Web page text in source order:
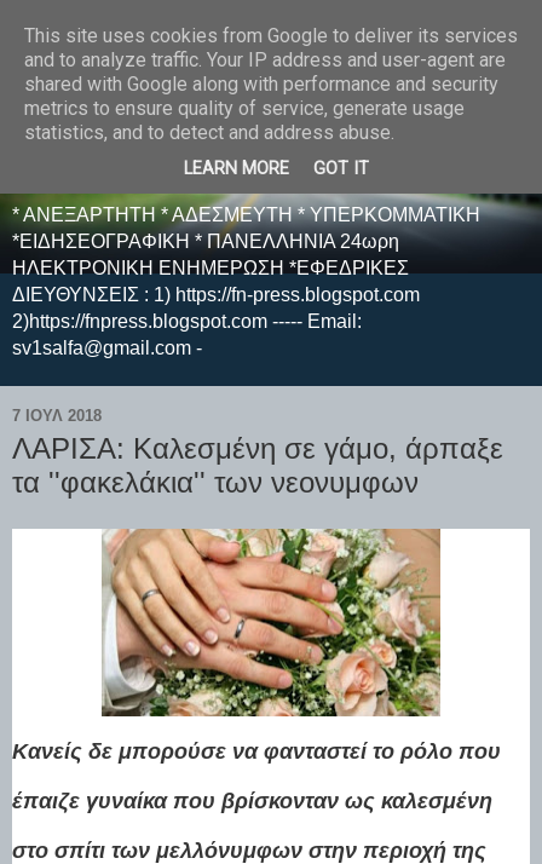
E F E N P R E S S -
ΗΛΕΚΤΡΟΝΙΚΗ
ΕΦΗΜΕΡΙΔΑ
* ΑΝΕΞΑΡΤΗΤΗ * ΑΔΕΣΜΕΥΤΗ * ΥΠΕΡΚΟΜΜΑΤΙΚΗ
*ΕΙΔΗΣΕΟΓΡΑΦΙΚΗ * ΠΑΝΕΛΛΗΝΙΑ 24ωρη
ΗΛΕΚΤΡΟΝΙΚΗ ΕΝΗΜΕΡΩΣΗ *ΕΦΕΔΡΙΚΕΣ
ΔΙΕΥΘΥΝΣΕΙΣ : 1) https://fn-press.blogspot.com
2)https://fnpress.blogspot.com ----- Email:
sv1salfa@gmail.com -
7 ΙΟΥΛ 2018
ΛΑΡΙΣΑ: Καλεσμένη σε γάμο, άρπαξε
τα ''φακελάκια'' των νεονυμφων
Κανείς δε μπορούσε να φανταστεί το ρόλο που
έπαιζε γυναίκα που βρίσκονταν ως καλεσμένη
στο σπίτι των μελλόνυμφων στην περιοχή της
This site uses cookies from Google to deliver its services
and to analyze traffic. Your IP address and user-agent are
shared with Google along with performance and security
metrics to ensure quality of service, generate usage
statistics, and to detect and address abuse.
LEARN MORE GOT IT